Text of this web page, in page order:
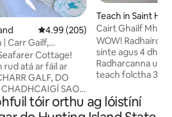
Meánrátáil 4.99 as 5, 205
4.99 (205)
| Carr Gailf,
SAOR IN AISCE
Cottage!
rud atá ar fáil ar
GALF, DO
SAOR
seo agus leis an
Teach in Saint
Cairt Ghailf
Peataí!
WOW! Radhairc,
sínte agus 4
Radharcanna
teach folctha 3
mhór chónaithe
ghailf 3 nóiméad go trá.
tóir orthu ag lóistíní